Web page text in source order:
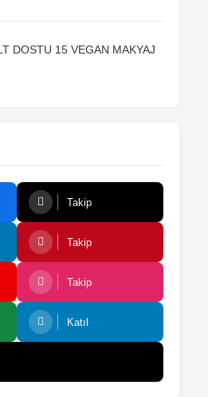
DOSTU 15 VEGAN MAKYAJ
Takip
Takip
Takip
Katıl